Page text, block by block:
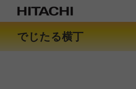
でじたる横丁